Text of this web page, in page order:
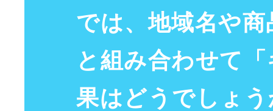
では、地域名や商
と組み合わせて「
果はどうでしょ